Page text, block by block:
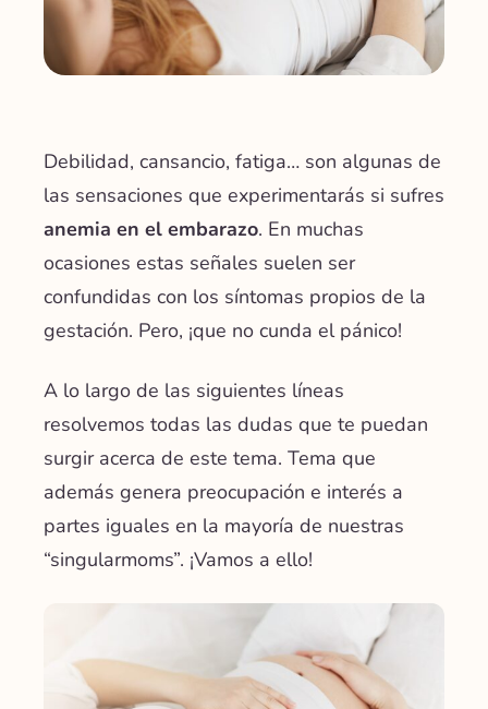
Debilidad, cansancio, fatiga… son algunas de
las sensaciones que experimentarás si sufres
anemia en el embarazo. En muchas
ocasiones estas señales suelen ser
confundidas con los síntomas propios de la
gestación. Pero, ¡que no cunda el pánico!
A lo largo de las siguientes líneas
resolvemos todas las dudas que te puedan
surgir acerca de este tema. Tema que
además genera preocupación e interés a
partes iguales en la mayoría de nuestras
“singularmoms”. ¡Vamos a ello!